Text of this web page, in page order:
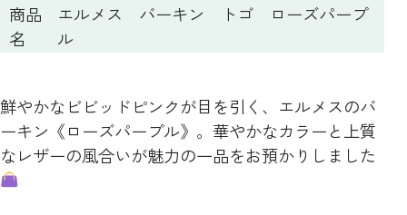
商品
名
エルメス バーキン トゴ ローズパープ
ル
鮮やかなビビッドピンクが目を引く、エルメスのバ
ーキン《ローズパープル》。華やかなカラーと上質
なレザーの風合いが魅力の一品をお預かりしました